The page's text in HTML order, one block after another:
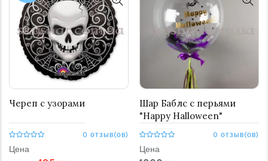
Череп с узорами
0 отзыв(ов)
Цена
Шар Баблс с перьями
"Happy Halloween"
0 отзыв(ов)
Цена